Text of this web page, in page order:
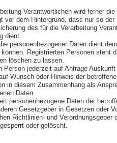
Verantwortlichen wird ferner
vor dem Hintergrund, dass nur so
des für die Verarbeitung
dient.
personenbezogener Daten dient
Registrierten Personen
löschen zu lassen.
Person jederzeit auf Anfrage
Wunsch oder Hinweis der
in diesem Zusammenhang als
Daten
personenbezogene Daten der
Gesetzgeber in Gesetzen
Richtlinien- und
oder gelöscht.